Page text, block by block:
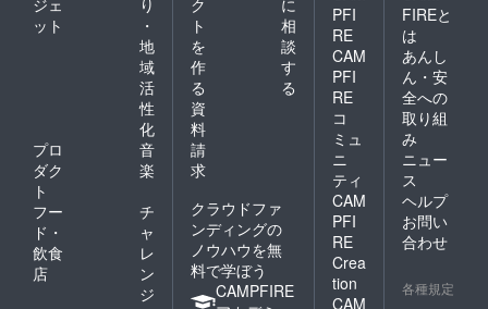
ジェ
ット
り
・
地
域
活
性
化
プロ
ダク
ト
音
楽
フー
ド・
飲食
店
チ
ャ
レ
ン
ジ
ク
ト
を
作
る
に
相
談
す
る
資
料
請
求
クラウドファ
ンディングの
ノウハウを無
料で学ぼう
CAMPFIRE
PFI
RE
CAM
PFI
RE
コ
ミュ
ニ
ティ
CAM
PFI
RE
Crea
tion
CAM
FIREと
は
あんし
ん・安
全への
取り組
み
ニュー
ス
ヘルプ
お問い
合わせ
各種規定